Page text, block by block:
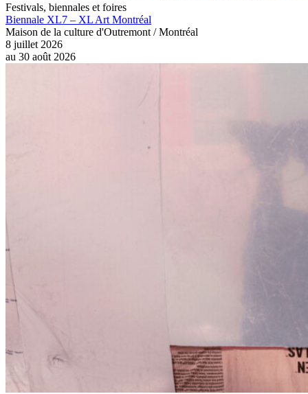
Festivals, biennales et foires
Biennale XL7 – XL Art Montréal
Maison de la culture d'Outremont / Montréal
8 juillet 2026
au 30 août 2026